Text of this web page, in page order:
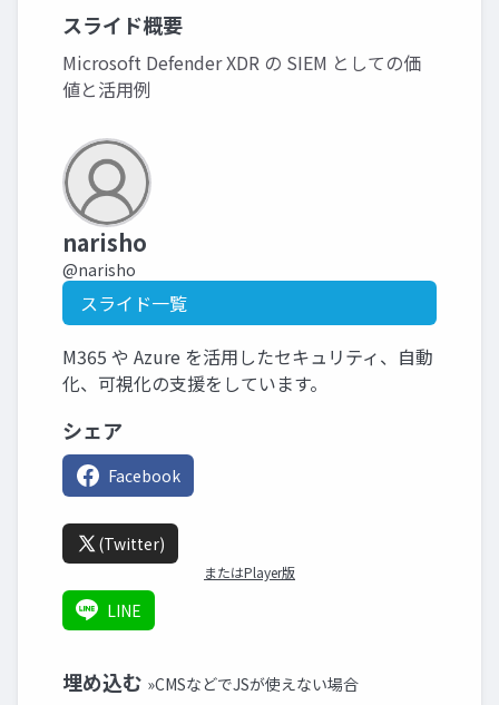
スライド概要
Microsoft Defender XDR の SIEM としての価
値と活用例
narisho
@narisho
スライド一覧
M365 や Azure を活用したセキュリティ、自動
化、可視化の支援をしています。
シェア
Facebook
(Twitter)
またはPlayer版
LINE
埋め込む »CMSなどでJSが使えない場合